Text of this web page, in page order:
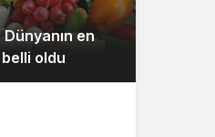
en
oldu